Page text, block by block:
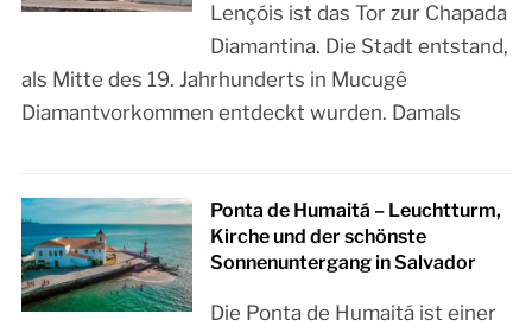
Lençóis ist das Tor zur Chapada
Diamantina. Die Stadt entstand,
als Mitte des 19. Jahrhunderts in Mucugê
Diamantvorkommen entdeckt wurden. Damals
Ponta de Humaitá – Leuchtturm,
Kirche und der schönste
Sonnenuntergang in Salvador
Die Ponta de Humaitá ist einer